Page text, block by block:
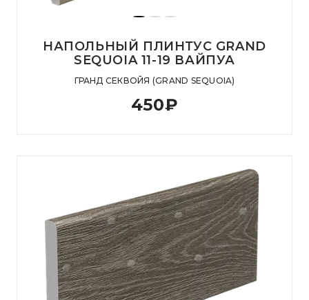
НАПОЛЬНЫЙ ПЛИНТУС GRAND
SEQUOIA 11-19 ВАЙПУА
ГРАНД СЕКВОЙЯ (GRAND SEQUOIA)
450₽